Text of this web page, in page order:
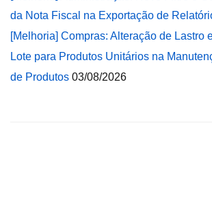
da Nota Fiscal na Exportação de
[Melhoria] Compras: Alteração de Lastro
Lote para Produtos Unitários na
de Produtos 03/08/2026